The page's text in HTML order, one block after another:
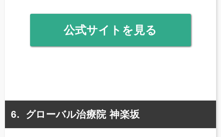
公式サイトを見る
グローバル治療院 神楽坂